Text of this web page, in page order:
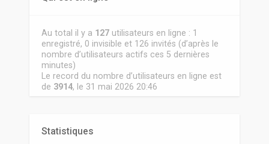
Au total il y a 127utilisateurs en ligne : 1
enregistré, 0 invisible et 126 invités (d’après le
nombre d’utilisateurs actifs ces 5 dernières
minutes)
Le record du nombre d’utilisateurs en ligne est
de 3914, le 31 mai 2026 20:46
Statistiques